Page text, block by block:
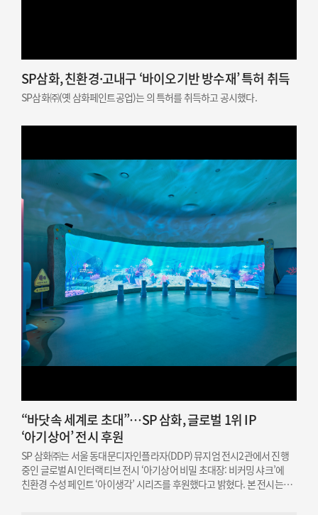
SP삼화, 친환경·고내구 ‘바이오기반 방수재’ 특허 취득
SP삼화㈜(옛 삼화페인트공업)는 의 특허를 취득하고 공시했다.
“바닷속 세계로 초대”…SP 삼화, 글로벌 1위 IP
‘아기상어’ 전시 후원
SP 삼화㈜는 서울 동대문디자인플라자(DDP) 뮤지엄 전시2관에서 진행
중인 글로벌 AI 인터랙티브 전시 ‘아기상어 비밀 초대장: 비커밍 샤크’에
친환경 수성 페인트 ‘아이생각’ 시리즈를 후원했다고 밝혔다. 본 전시는